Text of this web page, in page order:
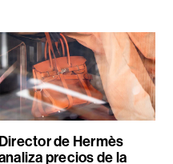
Director de Hermès
precios de la